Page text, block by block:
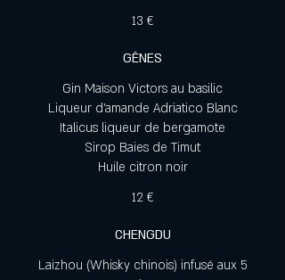
13 €
GÊNES
Gin Maison Victors au basilic
Liqueur d’amande Adriatico Blanc
Italicus liqueur de bergamote
Sirop Baies de Timut
Huile citron noir
12 €
CHENGDU
Laizhou (Whisky chinois) infusé aux 5